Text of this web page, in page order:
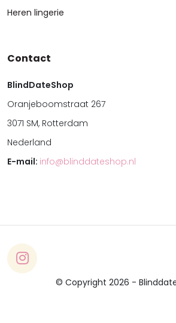
Heren lingerie
Contact
BlindDateShop
Oranjeboomstraat 267
3071 SM, Rotterdam
Nederland
E-mail: info@blinddateshop.nl
© Copyright 2026 -